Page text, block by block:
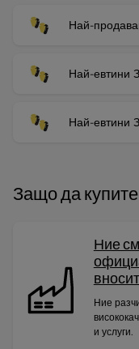
Най-
Най-евтини
Най-евтини
Защо да купите
Ние
Ние
и услуги.